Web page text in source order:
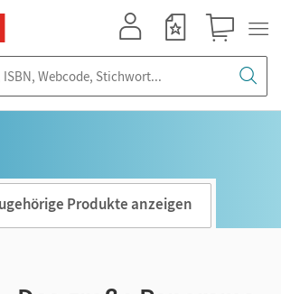
Produkte anzeigen